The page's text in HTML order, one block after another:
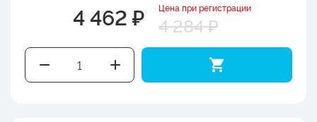
4 462 ₽ Цена при регистрации
4 284 ₽